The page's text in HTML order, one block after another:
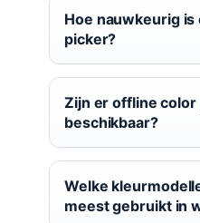
Hoe nauwkeurig
picker?
Zijn er offline color
beschikbaar?
Welke
meest gebruikt in